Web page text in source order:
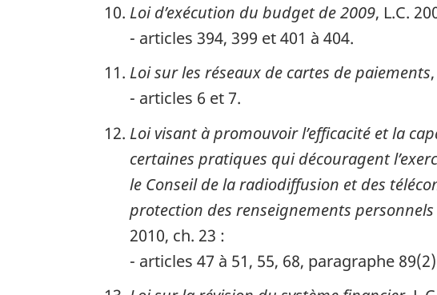
Loi d’exécution du budget de 2009, L.C.
- articles 394, 399 et 401 à 404.
Loi sur les réseaux de cartes de paiements
- articles 6 et 7.
Loi visant à promouvoir l’efficacité et la
certaines pratiques qui découragent
le Conseil de la radiodiffusion et des
protection des renseignements
2010, ch. 23 :
- articles 47 à 51, 55, 68, paragraphe